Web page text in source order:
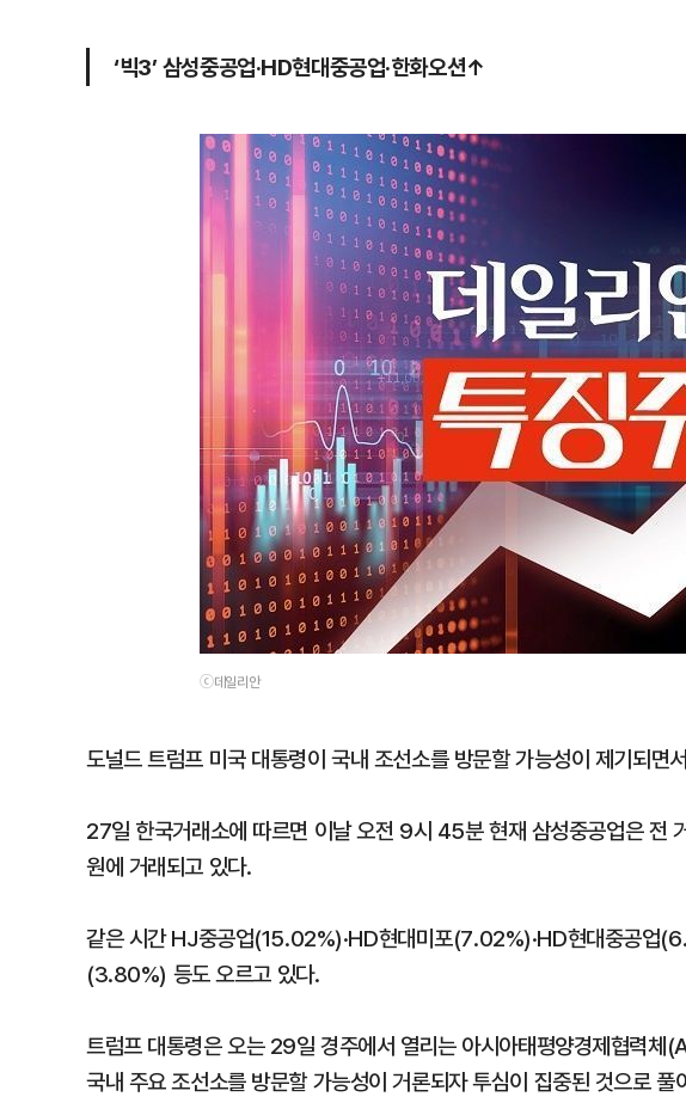
‘빅3’ 삼성중공업·HD현대중공업·한화오션↑
ⓒ데일리안
도널드 트럼프 미국 대통령이 국내 조선소를 방문할 가능성이 제기되면
27일 한국거래소에 따르면 이날 오전 9시 45분 현재 삼성중공업은
원에 거래되고 있다.
같은 시간 HJ중공업(15.02%)·HD현대미포(7.02%)·HD현대중공업
(3.80%) 등도 오르고 있다.
트럼프 대통령은 오는 29일 경주에서 열리는 아시아태평양경제협력체
국내 주요 조선소를 방문할 가능성이 거론되자 투심이 집중된 것으로 풀